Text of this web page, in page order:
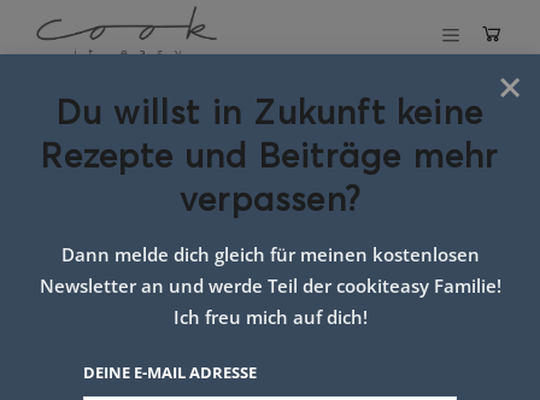
Schlagwort:
suppeneinlage
für Kinder
×
Du willst in Zukunft keine
Rezepte und Beiträge mehr
verpassen?
Dann melde dich gleich für meinen kostenlosen
Newsletter an und werde Teil der cookiteasy Familie!
Ich freu mich auf dich!
DEINE E-MAIL ADRESSE